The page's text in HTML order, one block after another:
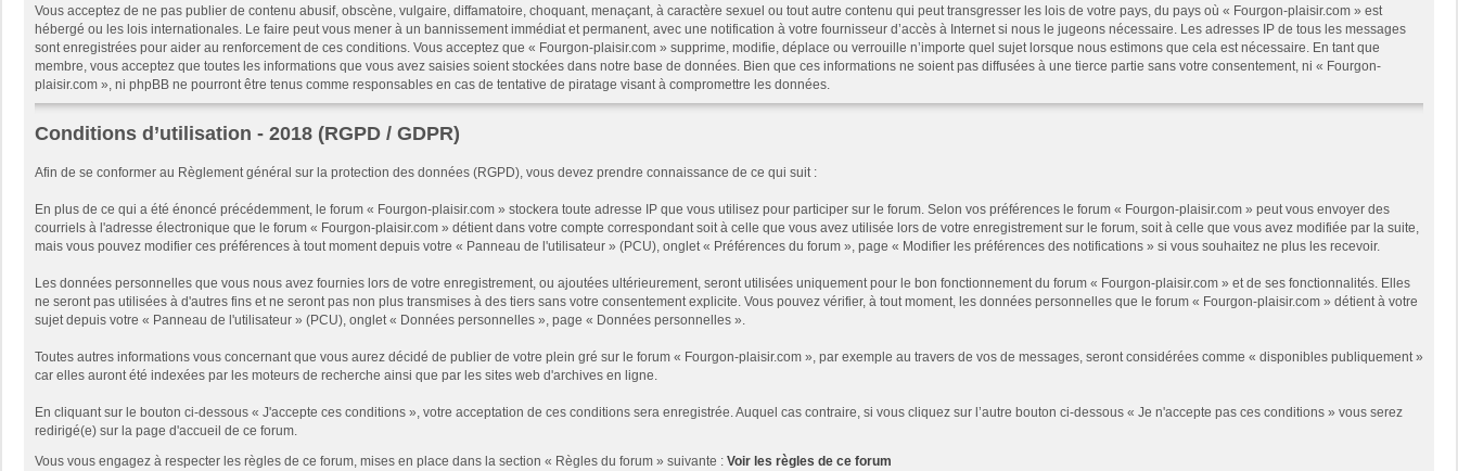
Vous acceptez de ne pas publier de contenu abusif, obscène, vulgaire, diffamatoire, choquant, menaçant, à caractère sexuel ou tout autre contenu qui peut transgresser les lois de votre pays, du pays où « Fourgon-plaisir.com » est
hébergé ou les lois internationales. Le faire peut vous mener à un bannissement immédiat et permanent, avec une notification à votre fournisseur d’accès à Internet si nous le jugeons nécessaire. Les adresses IP de tous les messages
sont enregistrées pour aider au renforcement de ces conditions. Vous acceptez que « Fourgon-plaisir.com » supprime, modifie, déplace ou verrouille n’importe quel sujet lorsque nous estimons que cela est nécessaire. En tant que
membre, vous acceptez que toutes les informations que vous avez saisies soient stockées dans notre base de données. Bien que ces informations ne soient pas diffusées à une tierce partie sans votre consentement, ni « Fourgon-
plaisir.com », ni phpBB ne pourront être tenus comme responsables en cas de tentative de piratage visant à compromettre les données.
Conditions d’utilisation - 2018 (RGPD / GDPR)
Afin de se conformer au Règlement général sur la protection des données (RGPD), vous devez prendre connaissance de ce qui suit :
En plus de ce qui a été énoncé précédemment, le forum « Fourgon-plaisir.com » stockera toute adresse IP que vous utilisez pour participer sur le forum. Selon vos préférences le forum « Fourgon-plaisir.com » peut vous envoyer des
courriels à l'adresse électronique que le forum « Fourgon-plaisir.com » détient dans votre compte correspondant soit à celle que vous avez utilisée lors de votre enregistrement sur le forum, soit à celle que vous avez modifiée par la suite,
mais vous pouvez modifier ces préférences à tout moment depuis votre « Panneau de l'utilisateur » (PCU), onglet « Préférences du forum », page « Modifier les préférences des notifications » si vous souhaitez ne plus les recevoir.
Les données personnelles que vous nous avez fournies lors de votre enregistrement, ou ajoutées ultérieurement, seront utilisées uniquement pour le bon fonctionnement du forum « Fourgon-plaisir.com » et de ses fonctionnalités. Elles
ne seront pas utilisées à d'autres fins et ne seront pas non plus transmises à des tiers sans votre consentement explicite. Vous pouvez vérifier, à tout moment, les données personnelles que le forum « Fourgon-plaisir.com » détient à votre
sujet depuis votre « Panneau de l'utilisateur » (PCU), onglet « Données personnelles », page « Données personnelles ».
Toutes autres informations vous concernant que vous aurez décidé de publier de votre plein gré sur le forum « Fourgon-plaisir.com », par exemple au travers de vos de messages, seront considérées comme « disponibles publiquement »
car elles auront été indexées par les moteurs de recherche ainsi que par les sites web d'archives en ligne.
En cliquant sur le bouton ci-dessous « J'accepte ces conditions », votre acceptation de ces conditions sera enregistrée. Auquel cas contraire, si vous cliquez sur l’autre bouton ci-dessous « Je n'accepte pas ces conditions » vous serez
redirigé(e) sur la page d'accueil de ce forum.
Vous vous engagez à respecter les règles de ce forum, mises en place dans la section « Règles du forum » suivante : Voir les règles de ce forum